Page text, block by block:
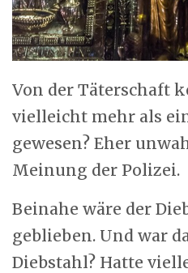
Von der Täterschaft
vielleicht mehr als
gewesen? Eher
Meinung der Polizei.
Beinahe wäre der
geblieben. Und war
Diebstahl? Hatte